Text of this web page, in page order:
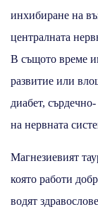
инхибиране на
централната
В същото време
развитие или
диабет,
на нервната
Магнезиевият
която работи
водят